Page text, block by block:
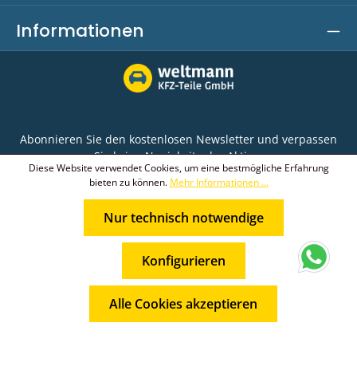
Informationen
Abonnieren Sie den kostenlosen Newsletter und verpassen
Sie keine Neuigkeit oder Aktion.
E-Mail-Adresse*
Datenschutzbestimmungenzur
Kenntnis genommen und dieAGBgelesen und bin
mit ihnen einverstanden.
Die mit einem Stern (*) markierten Felder sind
© 2026 Weltmann KFZ-Teile GmbH
* Alle Preise inkl. gesetzl. Mehrwertsteuer zzgl.
und ggf. Nachnahmegebühren, wenn nicht
anders angegeben.
Diese Website verwendet Cookies, um eine bestmögliche Erfahrung
bieten zu können. Mehr Informationen ...
Nur technisch notwendige
Konfigurieren
Alle Cookies akzeptieren